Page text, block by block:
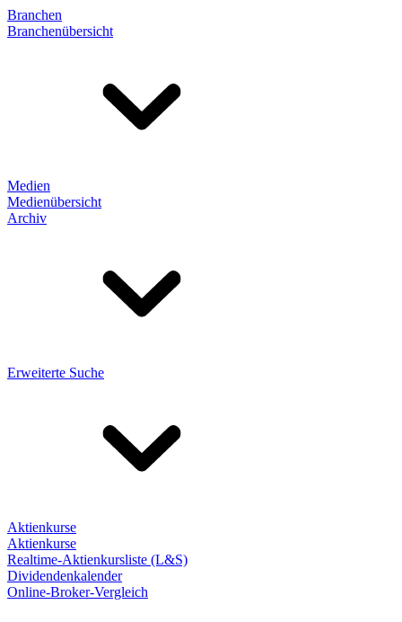
Branchen
Branchenübersicht
Medien
Medienübersicht
Archiv
Erweiterte Suche
Aktienkurse
Aktienkurse
Realtime-Aktienkursliste (L&S)
Dividendenkalender
Online-Broker-Vergleich